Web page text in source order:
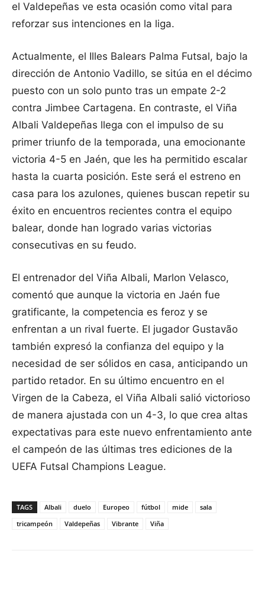
el Valdepeñas ve esta ocasión como vital para
reforzar sus intenciones en la liga.
Actualmente, el Illes Balears Palma Futsal, bajo la
dirección de Antonio Vadillo, se sitúa en el décimo
puesto con un solo punto tras un empate 2-2
contra Jimbee Cartagena. En contraste, el Viña
Albali Valdepeñas llega con el impulso de su
primer triunfo de la temporada, una emocionante
victoria 4-5 en Jaén, que les ha permitido escalar
hasta la cuarta posición. Este será el estreno en
casa para los azulones, quienes buscan repetir su
éxito en encuentros recientes contra el equipo
balear, donde han logrado varias victorias
consecutivas en su feudo.
El entrenador del Viña Albali, Marlon Velasco,
comentó que aunque la victoria en Jaén fue
gratificante, la competencia es feroz y se
enfrentan a un rival fuerte. El jugador Gustavão
también expresó la confianza del equipo y la
necesidad de ser sólidos en casa, anticipando un
partido retador. En su último encuentro en el
Virgen de la Cabeza, el Viña Albali salió victorioso
de manera ajustada con un 4-3, lo que crea altas
expectativas para este nuevo enfrentamiento ante
el campeón de las últimas tres ediciones de la
UEFA Futsal Champions League.
TAGS Albali duelo Europeo fútbol mide
sala
tricampeón
Valdepeñas Vibrante Viña